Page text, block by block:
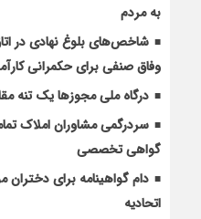
به مردم
شاخص‌های بلوغ نهادی در
وفاق صنفی برای حکمرانی
درگاه ملی مجوزها یک تنه
سردرگمی مشاوران املاک
گواهی تخصصی
دام گواهینامه برای
اتحادیه